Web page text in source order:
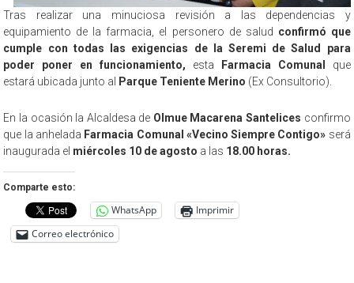
Tras realizar una minuciosa revisión a las dependencias y
equipamiento de la farmacia, el personero de salud confirmó que
cumple con todas las exigencias de la Seremi de Salud para
poder poner en funcionamiento, esta Farmacia Comunal
que
estará ubicada junto al
Parque Teniente Merino (Ex Consultorio).
En la ocasión la Alcaldesa de Olmue Macarena Santelices confirmo
que la anhelada Farmacia Comunal «Vecino Siempre Contigo» será
inaugurada el miércoles 10 de agosto a las 18.00 horas.
Comparte esto:
WhatsApp
Imprimir
Correo electrónico